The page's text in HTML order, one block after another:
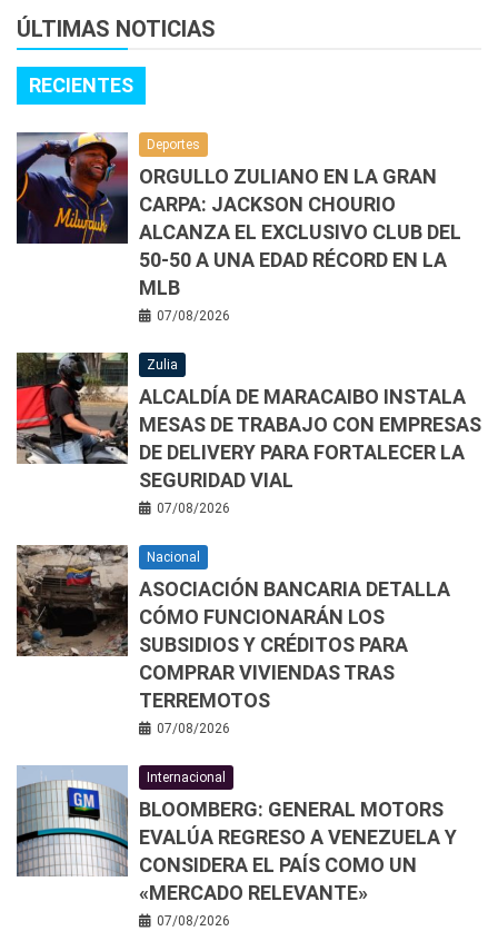
ÚLTIMAS NOTICIAS
RECIENTES
Deportes
ORGULLO ZULIANO EN LA GRAN
CARPA: JACKSON CHOURIO
ALCANZA EL EXCLUSIVO CLUB DEL
50-50 A UNA EDAD RÉCORD EN LA
MLB
07/08/2026
Zulia
ALCALDÍA DE MARACAIBO INSTALA
MESAS DE TRABAJO CON EMPRESAS
DE DELIVERY PARA FORTALECER LA
SEGURIDAD VIAL
07/08/2026
Nacional
ASOCIACIÓN BANCARIA DETALLA
CÓMO FUNCIONARÁN LOS
SUBSIDIOS Y CRÉDITOS PARA
COMPRAR VIVIENDAS TRAS
TERREMOTOS
07/08/2026
Internacional
BLOOMBERG: GENERAL MOTORS
EVALÚA REGRESO A VENEZUELA Y
CONSIDERA EL PAÍS COMO UN
«MERCADO RELEVANTE»
07/08/2026